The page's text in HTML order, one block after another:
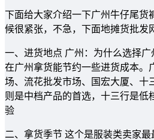
下面给大家介绍一下广州牛仔尾货
候很紧张，不急，下面地摊货批发
一、进货地点 广州：为什么选择
在广州拿货能节约一些进货成本。
场、流花批发市场、国宏大厦、十
则是中档产品的首选，十三行是
验
二、拿货季节 这个是服装类卖家